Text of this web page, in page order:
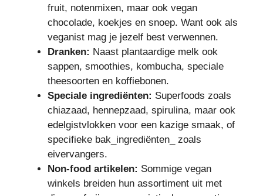
fruit, notenmixen, maar ook vegan
chocolade, koekjes en snoep. Want ook als
veganist mag je jezelf best verwennen.
Dranken: Naast plantaardige melk ook
sappen, smoothies, kombucha, speciale
theesoorten en koffiebonen.
Speciale ingrediënten: Superfoods zoals
chiazaad, hennepzaad, spirulina, maar ook
edelgistvlokken voor een kazige smaak, of
specifieke bak_ingrediënten_ zoals
eivervangers.
Non-food artikelen: Sommige vegan
winkels breiden hun assortiment uit met